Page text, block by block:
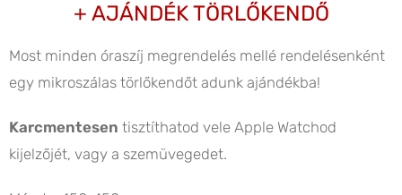
+ AJÁNDÉK TÖRLŐKENDŐ
Most minden óraszíj megrendelés mellé rendelésenként
egy mikroszálas törlőkendőt adunk ajándékba!
Karcmentesen tisztíthatod vele Apple Watchod
kijelzőjét, vagy a szemüvegedet.